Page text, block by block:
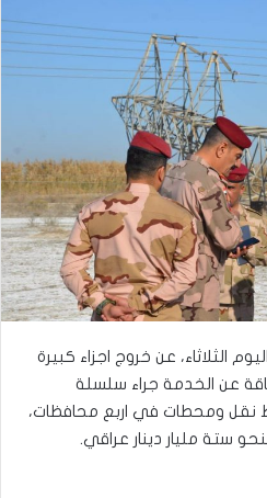
اليوم الثلاثاء، عن خروج اجزاء كبيرة
عن الخدمة جراء سلسلة
نقل ومحطات في اربع محافظات،
ستة مليار دينار عراقي.